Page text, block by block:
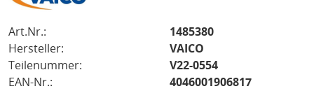
Art.Nr.:
1485380
Hersteller:
VAICO
Teilenummer:
V22-0554
EAN-Nr.:
4046001906817